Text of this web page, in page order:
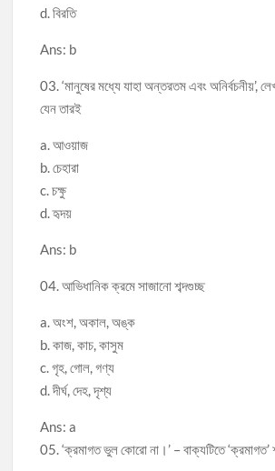
d. বিরতি
Ans: b
03. ‘মানুষের মধ্যে যাহা অন্তরতম এবং অনির্বচনীয়’,
যেন তারই
a. আওয়াজ
b. চেহারা
c. চক্ষু
d. হৃদয়
Ans: b
04. আভিধানিক ক্রমে সাজানো শব্দগুচ্ছ
a. অংশ, অকাল, অঙ্ক
b. কাজ, কাচ, কাসুম
c. গৃহ, গোল, গণ্য
d. দীর্ঘ, দেহ, দৃশ্য
Ans: a
05. ‘ক্রমাগত ভুল কোরো না।’ – বাক্যটিতে ‘ক্রমাগত’